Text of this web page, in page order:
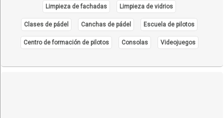
Limpieza de fachadas Limpieza de vidrios
Clases de pádel Canchas de pádel Escuela de pilotos
Centro de formación de pilotos Consolas Videojuegos